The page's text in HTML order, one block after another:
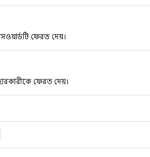
ফেরত দেয়।
ফেরত দেয়।